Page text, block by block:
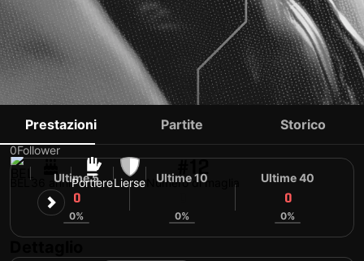
NATHAN GORIS
0Follower
36 anniPortiereLierse Numero di maglia
Prestazioni Partite Storico
Ultime 5
0
0%
Ultime 10
0%
Ultime 40
0
0%